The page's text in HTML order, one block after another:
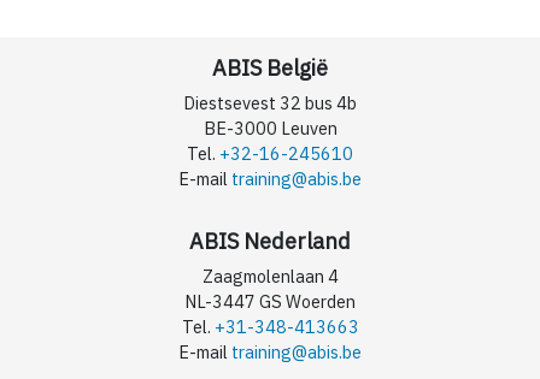
ABIS België
Diestsevest 32 bus 4b
BE-3000 Leuven
Tel. +32-16-245610
E-mail training@abis.be
ABIS Nederland
Zaagmolenlaan 4
NL-3447 GS Woerden
Tel. +31-348-413663
E-mail training@abis.be